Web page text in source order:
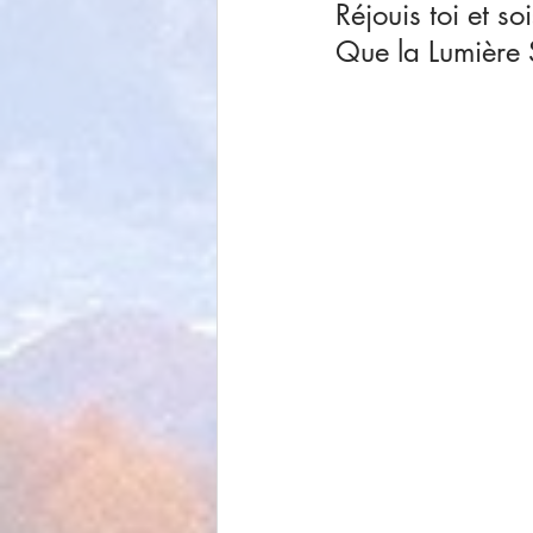
Réjouis toi et
Que la Lumière